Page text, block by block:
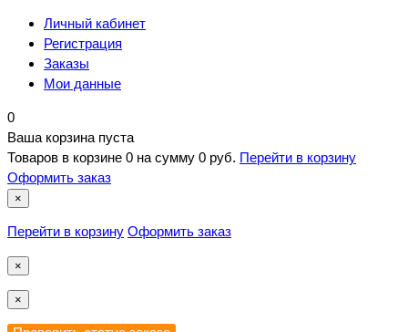
Личный кабинет
Регистрация
Заказы
Мои данные
0
Ваша корзина пуста
Товаров в корзине 0 на сумму 0 руб. Перейти в корзину
Оформить заказ
×
Перейти в корзину Оформить заказ
×
×